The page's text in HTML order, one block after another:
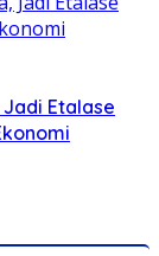
Etalase